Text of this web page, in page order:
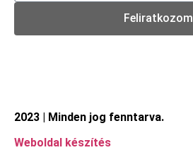
Feliratkozom
2023 | Minden jog fenntarva.
Weboldal készítés